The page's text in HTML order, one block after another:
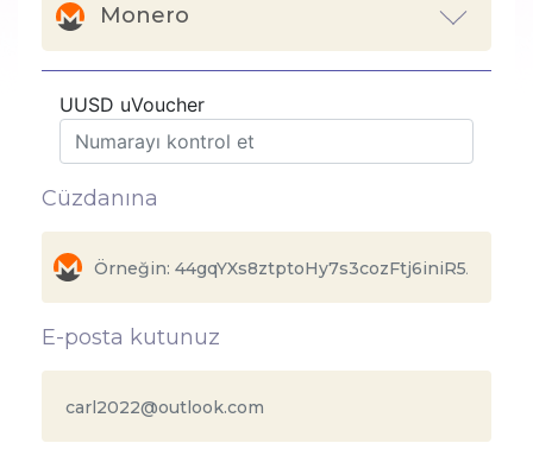
Monero
UUSD uVoucher
Cüzdanına
E-posta kutunuz